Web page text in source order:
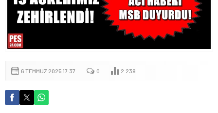
6 TEMMUZ 2025 17:37 0 2.239